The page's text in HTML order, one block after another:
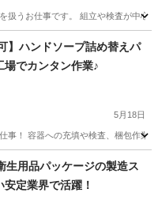
扱うお仕事です。 組立や検査が中
】ハンドソープ詰め替えパ
場でカンタン作業♪
5月18日
事！ 容器への充填や検査、梱包作
生用品パッケージの製造ス
定業界で活躍！